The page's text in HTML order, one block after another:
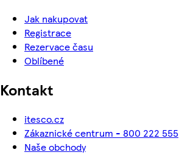
Jak nakupovat
Registrace
Rezervace času
Oblíbené
Kontakt
itesco.cz
Zákaznické centrum - 800 222 555
Naše obchody